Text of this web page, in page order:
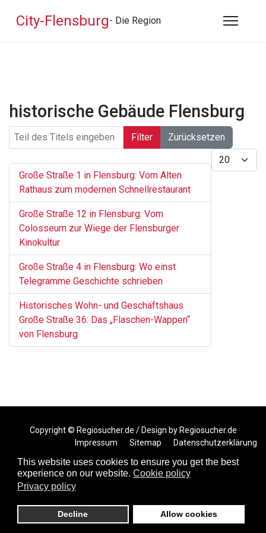
This website uses cookies to ensure you get the best
experience on our website. Cookie policy
Privacy policy
Decline Allow cookies
City-Flensburg- Die Region
historische Gebäude Flensburg
Teil des Titels eingeben Filter
Zurücksetzen
Anzeige #
Große Straße 1 in Flensburg: Vom Alten
Rathaus zum modernen Schnellrestaurant
Große Straße 12 in Flensburg: Vom
Colosseum zur Wiege der Flensburger
Kinokultur
Große Straße 4 in Flensburg: Wo einst
Telegramme Geschichte schrieben
Historisches Wohn- und Geschäftshaus
Große Straße 36: Das „Flaschen-Wappen“
von Flensburg
Copyright © Regiosucher.de / Design by Regiosucher.de
Impressum
Sitemap
Datenschutzerklärung